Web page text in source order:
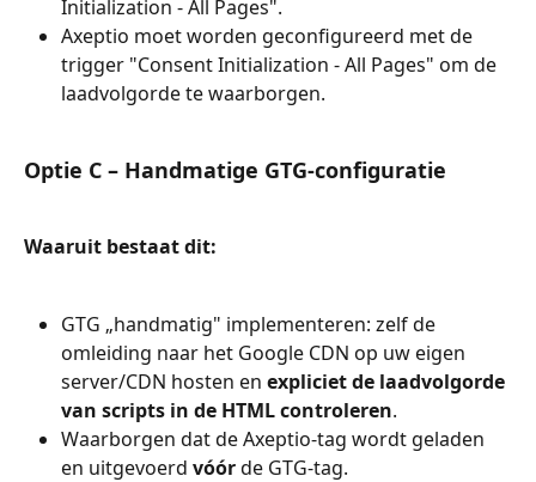
Initialization - All Pages".
Axeptio moet worden geconfigureerd met de
trigger "Consent Initialization - All Pages" om de
laadvolgorde te waarborgen.
Optie C – Handmatige GTG-configuratie
Waaruit bestaat dit:
GTG „handmatig" implementeren: zelf de
omleiding naar het Google CDN op uw eigen
server/CDN hosten en expliciet de laadvolgorde
van scripts in de HTML controleren.
Waarborgen dat de Axeptio-tag wordt geladen
en uitgevoerd vóór de GTG-tag.